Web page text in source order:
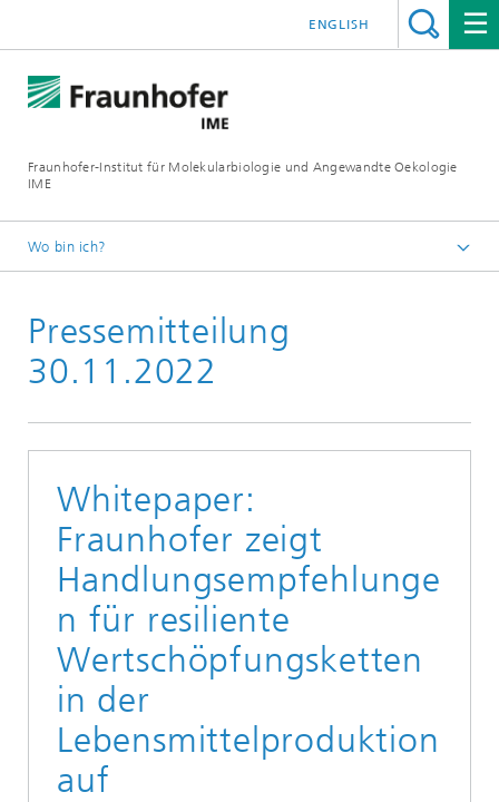
Fraunhofer-Institut für Molekularbiologie und Angewandte Oekologie
IME
ENGLISH
Wo bin ich?
Pressemitteilung
30.11.2022
Whitepaper:
Fraunhofer zeigt
Handlungsempfehlunge
n für resiliente
Wertschöpfungsketten
in der
Lebensmittelproduktion
auf